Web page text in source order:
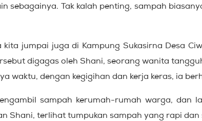
sebagainya. Tak kalah penting, sampah
kita jumpai juga di Kampung Sukasirna Desa
digagas oleh Shani, seorang wanita
waktu, dengan kegigihan dan kerja keras, ia
sampah kerumah-rumah warga, dan
Shani, terlihat tumpukan sampah yang rapi dan